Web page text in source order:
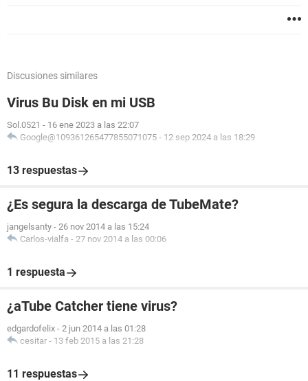
Discusiones similares
Virus Bu Disk en mi USB
Sol.0521 - 16 ene 2023 a las 22:07
Google@109361265477855071075 - 12 sep 2024 a las 18:29
13 respuestas
¿Es segura la descarga de TubeMate?
jangelsanty - 26 nov 2014 a las 15:24
Carlos-vialfa - 27 nov 2014 a las 00:06
1 respuesta
¿aTube Catcher tiene virus?
edgardofelix - 2 jun 2014 a las 01:28
cesitar - 13 feb 2015 a las 21:28
11 respuestas